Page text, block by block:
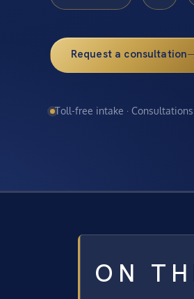
Request a consultation
Toll-free intake ·
ON